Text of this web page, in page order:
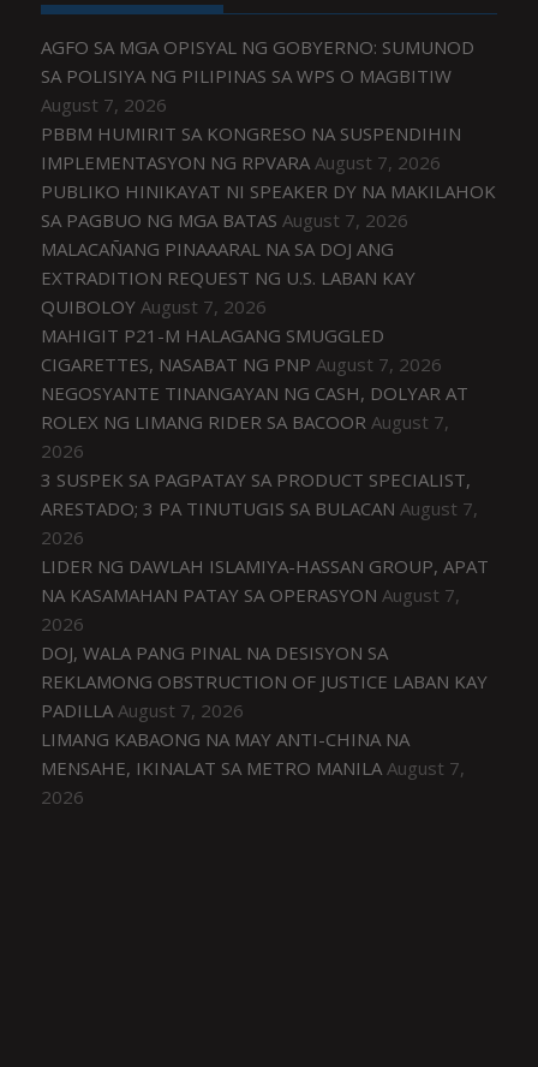
AGFO SA MGA OPISYAL NG GOBYERNO: SUMUNOD
SA POLISIYA NG PILIPINAS SA WPS O MAGBITIW
August 7, 2026
PBBM HUMIRIT SA KONGRESO NA SUSPENDIHIN
IMPLEMENTASYON NG RPVARA August 7, 2026
PUBLIKO HINIKAYAT NI SPEAKER DY NA MAKILAHOK
SA PAGBUO NG MGA BATAS August 7, 2026
MALACAÑANG PINAAARAL NA SA DOJ ANG
EXTRADITION REQUEST NG U.S. LABAN KAY
QUIBOLOY August 7, 2026
MAHIGIT P21-M HALAGANG SMUGGLED
CIGARETTES, NASABAT NG PNP August 7, 2026
NEGOSYANTE TINANGAYAN NG CASH, DOLYAR AT
ROLEX NG LIMANG RIDER SA BACOOR August 7,
2026
3 SUSPEK SA PAGPATAY SA PRODUCT SPECIALIST,
ARESTADO; 3 PA TINUTUGIS SA BULACAN August 7,
2026
LIDER NG DAWLAH ISLAMIYA-HASSAN GROUP, APAT
NA KASAMAHAN PATAY SA OPERASYON August 7,
2026
DOJ, WALA PANG PINAL NA DESISYON SA
REKLAMONG OBSTRUCTION OF JUSTICE LABAN KAY
PADILLA August 7, 2026
LIMANG KABAONG NA MAY ANTI-CHINA NA
MENSAHE, IKINALAT SA METRO MANILA August 7,
2026